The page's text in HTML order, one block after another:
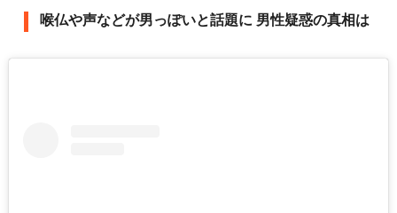
喉仏や声などが男っぽいと話題に 男性疑惑の真相は